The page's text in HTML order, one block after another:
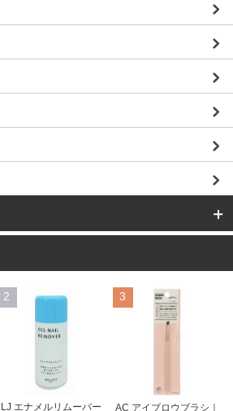
2
LJ エナメルリムーバー
3
AC アイブロウブラシ｜